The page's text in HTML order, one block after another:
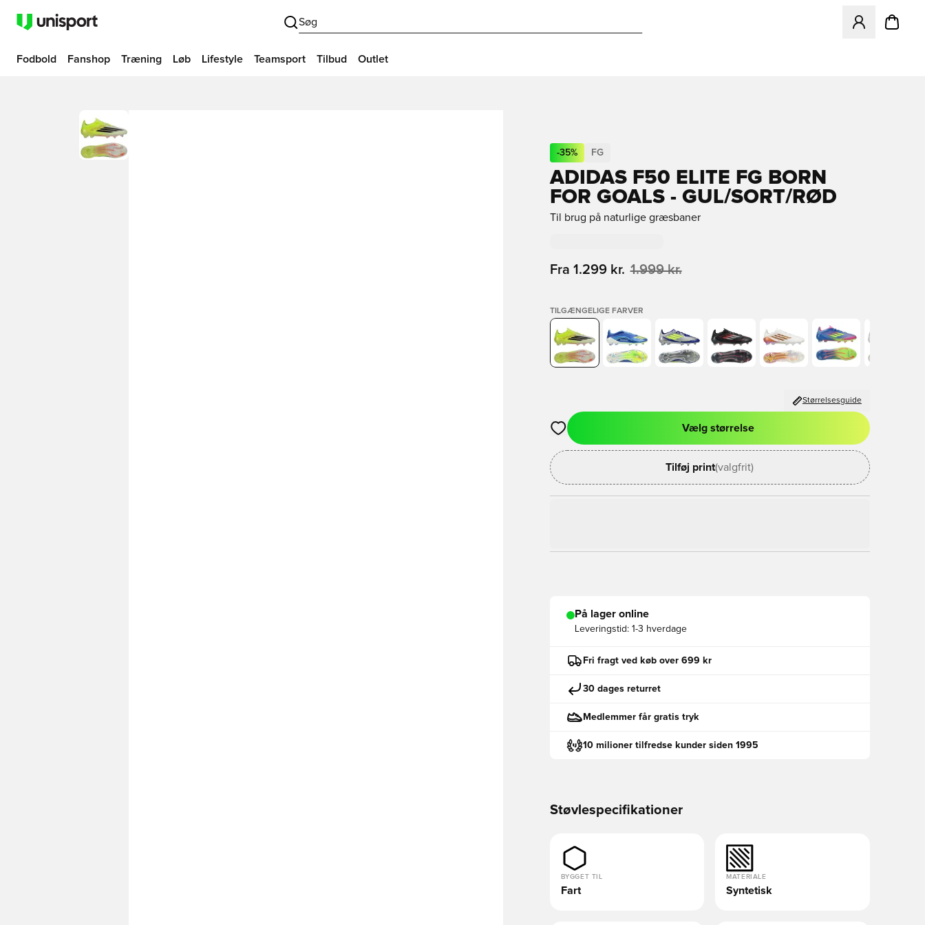
Søg
Åbner en
Fodbold Fanshop Træning Løb Lifestyle Teamsport Tilbud Outlet
-35% FG
ADIDAS F50 ELITE FG BORN
FOR GOALS - GUL/SORT/RØD
Til brug på naturlige græsbaner
Fra 1.299 kr. 1.999 kr.
TILGÆNGELIGE FARVER
Størrelsesguide
Åbner en Modal til at logge ind eller tilmelde dig som medlem
Vælg størrelse
Tilføj print(valgfrit)
På lager online
Leveringstid: 1-3 hverdage
Fri fragt ved køb over 699 kr
30 dages returret
Medlemmer får gratis tryk
10 milioner tilfredse kunder siden 1995
Støvlespecifikationer
BYGGET TIL
Fart
MATERIALE
Syntetisk